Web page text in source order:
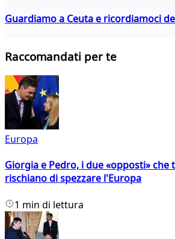
Guardiamo a Ceuta e ricordiamoci
Raccomandati per te
Europa
Giorgia e Pedro, i due «opposti» che
rischiano di spezzare l'Europa
1 min di lettura